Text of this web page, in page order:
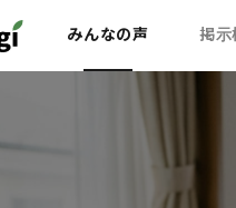
みんなの声 掲示